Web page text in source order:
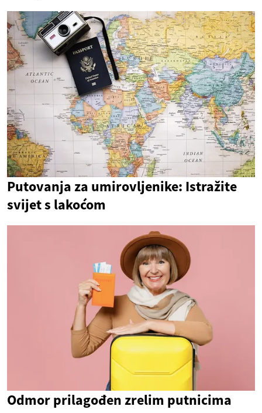
Putovanja za umirovljenike: Istražite
svijet s lakoćom
Odmor prilagođen zrelim putnicima